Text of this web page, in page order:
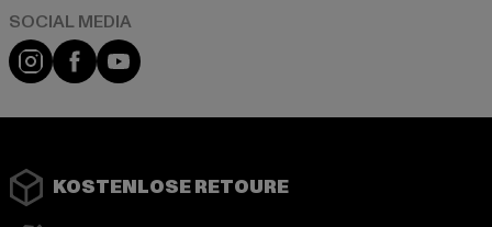
Instagram
FacebookYouTube
KOSTENLOSE RETOURE